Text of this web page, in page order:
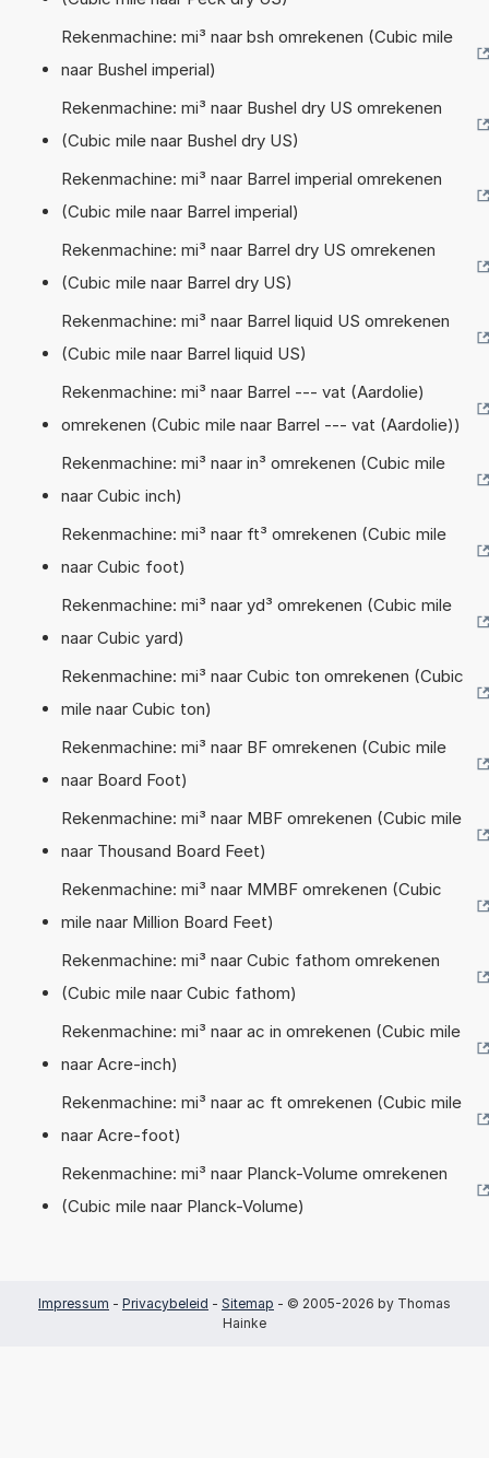
Rekenmachine: mi³ naar bsh omrekenen (Cubic mile
naar Bushel imperial)
Rekenmachine: mi³ naar Bushel dry US omrekenen
(Cubic mile naar Bushel dry US)
Rekenmachine: mi³ naar Barrel imperial omrekenen
(Cubic mile naar Barrel imperial)
Rekenmachine: mi³ naar Barrel dry US omrekenen
(Cubic mile naar Barrel dry US)
Rekenmachine: mi³ naar Barrel liquid US omrekenen
(Cubic mile naar Barrel liquid US)
Rekenmachine: mi³ naar Barrel --- vat (Aardolie)
omrekenen (Cubic mile naar Barrel --- vat (Aardolie))
Rekenmachine: mi³ naar in³ omrekenen (Cubic mile
naar Cubic inch)
Rekenmachine: mi³ naar ft³ omrekenen (Cubic mile
naar Cubic foot)
Rekenmachine: mi³ naar yd³ omrekenen (Cubic mile
naar Cubic yard)
Rekenmachine: mi³ naar Cubic ton omrekenen (Cubic
mile naar Cubic ton)
Rekenmachine: mi³ naar BF omrekenen (Cubic mile
naar Board Foot)
Rekenmachine: mi³ naar MBF omrekenen (Cubic mile
naar Thousand Board Feet)
Rekenmachine: mi³ naar MMBF omrekenen (Cubic
mile naar Million Board Feet)
Rekenmachine: mi³ naar Cubic fathom omrekenen
(Cubic mile naar Cubic fathom)
Rekenmachine: mi³ naar ac in omrekenen (Cubic mile
naar Acre-inch)
Rekenmachine: mi³ naar ac ft omrekenen (Cubic mile
naar Acre-foot)
Rekenmachine: mi³ naar Planck-Volume omrekenen
(Cubic mile naar Planck-Volume)
Impressum - Privacybeleid - Sitemap - © 2005-2026 by Thomas
Hainke